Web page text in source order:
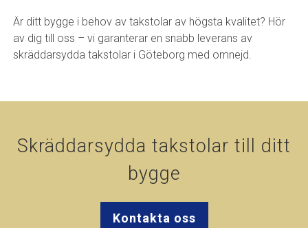
Är ditt bygge i behov av takstolar av högsta kvalitet? Hör
av dig till oss – vi garanterar en snabb leverans av
skräddarsydda takstolar i Göteborg med omnejd.
Skräddarsydda takstolar till ditt
bygge
Kontakta oss